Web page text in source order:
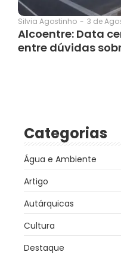
Silvia Agostinho - 3 de
Alcoentre: Data
entre dúvidas
Categorias
Água e Ambiente
Artigo
Autárquicas
Cultura
Destaque